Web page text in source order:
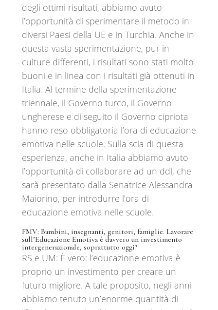
degli ottimi risultati, abbiamo avuto
l’opportunità di sperimentare il metodo in
diversi Paesi della UE e in Turchia. Anche in
questa vasta sperimentazione, pur in
culture differenti, i risultati sono stati molto
buoni e in linea con i risultati già ottenuti in
Italia. Al termine della sperimentazione
triennale, il Governo turco, il Governo
ungherese e di seguito il Governo cipriota
hanno reso obbligatoria l’ora di educazione
emotiva nelle scuole. Sulla scia di questa
esperienza, anche in Italia abbiamo avuto
l’opportunità di collaborare ad un ddl, che
sarà presentato dalla Senatrice Alessandra
Maiorino, per introdurre l’ora di
educazione emotiva nelle scuole.
FMV: Bambini, insegnanti, genitori, famiglie. Lavorare
sull’Educazione Emotiva è davvero un investimento
intergenerazionale, soprattutto oggi?
RS e UM: È vero: l’educazione emotiva è
proprio un investimento per creare un
futuro migliore. A tale proposito, negli anni
abbiamo tenuto un’enorme quantità di